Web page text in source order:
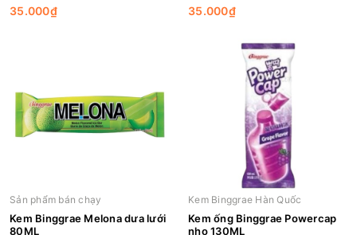
35.000₫ 35.000₫
Sản phẩm bán chạy
Kem Binggrae Melona dưa lưới
80ML
Kem Binggrae Hàn Quốc
Kem ống Binggrae Powercap
nho 130ML